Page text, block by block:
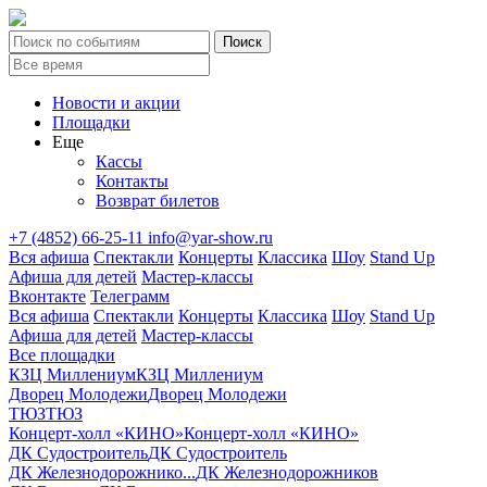
Новости и акции
Площадки
Еще
Кассы
Контакты
Возврат билетов
+7 (4852) 66-25-11 info@yar-show.ru
Вся афиша Спектакли Концерты Классика Шоу Stand Up
Афиша для детей Мастер-классы
Вконтакте Телеграмм
Вся афиша Спектакли Концерты Классика Шоу Stand Up
Афиша для детей Мастер-классы
Все площадки
КЗЦ МиллениумКЗЦ Миллениум
Дворец МолодежиДворец Молодежи
ТЮЗТЮЗ
Концерт-холл «КИНО»Концерт-холл «КИНО»
ДК СудостроительДК Судостроитель
ДК Железнодорожнико...ДК Железнодорожников